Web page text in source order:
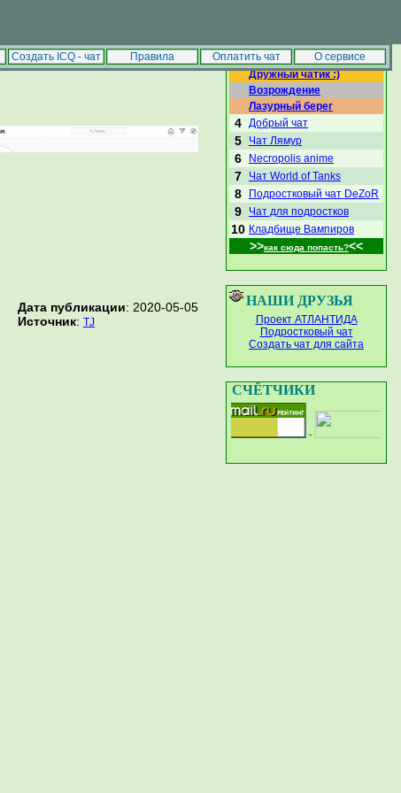
Создать ICQ - чат Правила Оплатить чат О сервисе
Дата публикации: 2020-05-05
Источник: TJ
ЛУЧШИЕ ЧАТЫ
Дружный чатик :)
Возрождение
Лазурный берег
4 Добрый чат
5 Чат Лямур
6 Necropolis anime
7 Чат World of Tanks
8 Подростковый чат DeZoR
9 Чат для подростков
10 Кладбище Вампиров
>>как сюда попасть?<<
НАШИ ДРУЗЬЯ
Проект АТЛАНТИДА
Подростковый чат
Создать чат для сайта
СЧЁТЧИКИ
-